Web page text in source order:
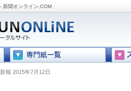
新聞オンライン.COM
報 2015年7月12日